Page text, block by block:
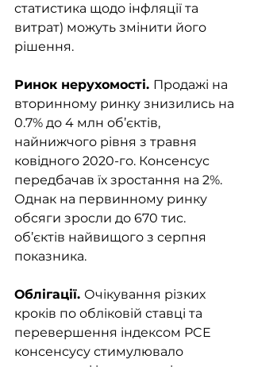
статистика щодо інфляції та
витрат) можуть змінити його
рішення.
Ринок нерухомості. Продажі на
вторинному ринку знизились на
0.7% до 4 млн об’єктів,
найнижчого рівня з травня
ковідного 2020-го. Консенсус
передбачав їх зростання на 2%.
Однак на первинному ринку
обсяги зросли до 670 тис.
об’єктів найвищого з серпня
показника.
Облігації. Очікування різких
кроків по обліковій ставці та
перевершення індексом PCE
консенсусу стимулювало